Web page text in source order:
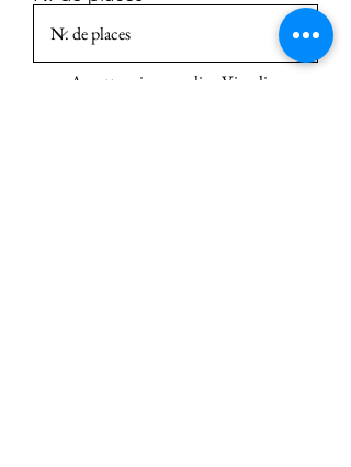
Accetta privacy policy Visualizza